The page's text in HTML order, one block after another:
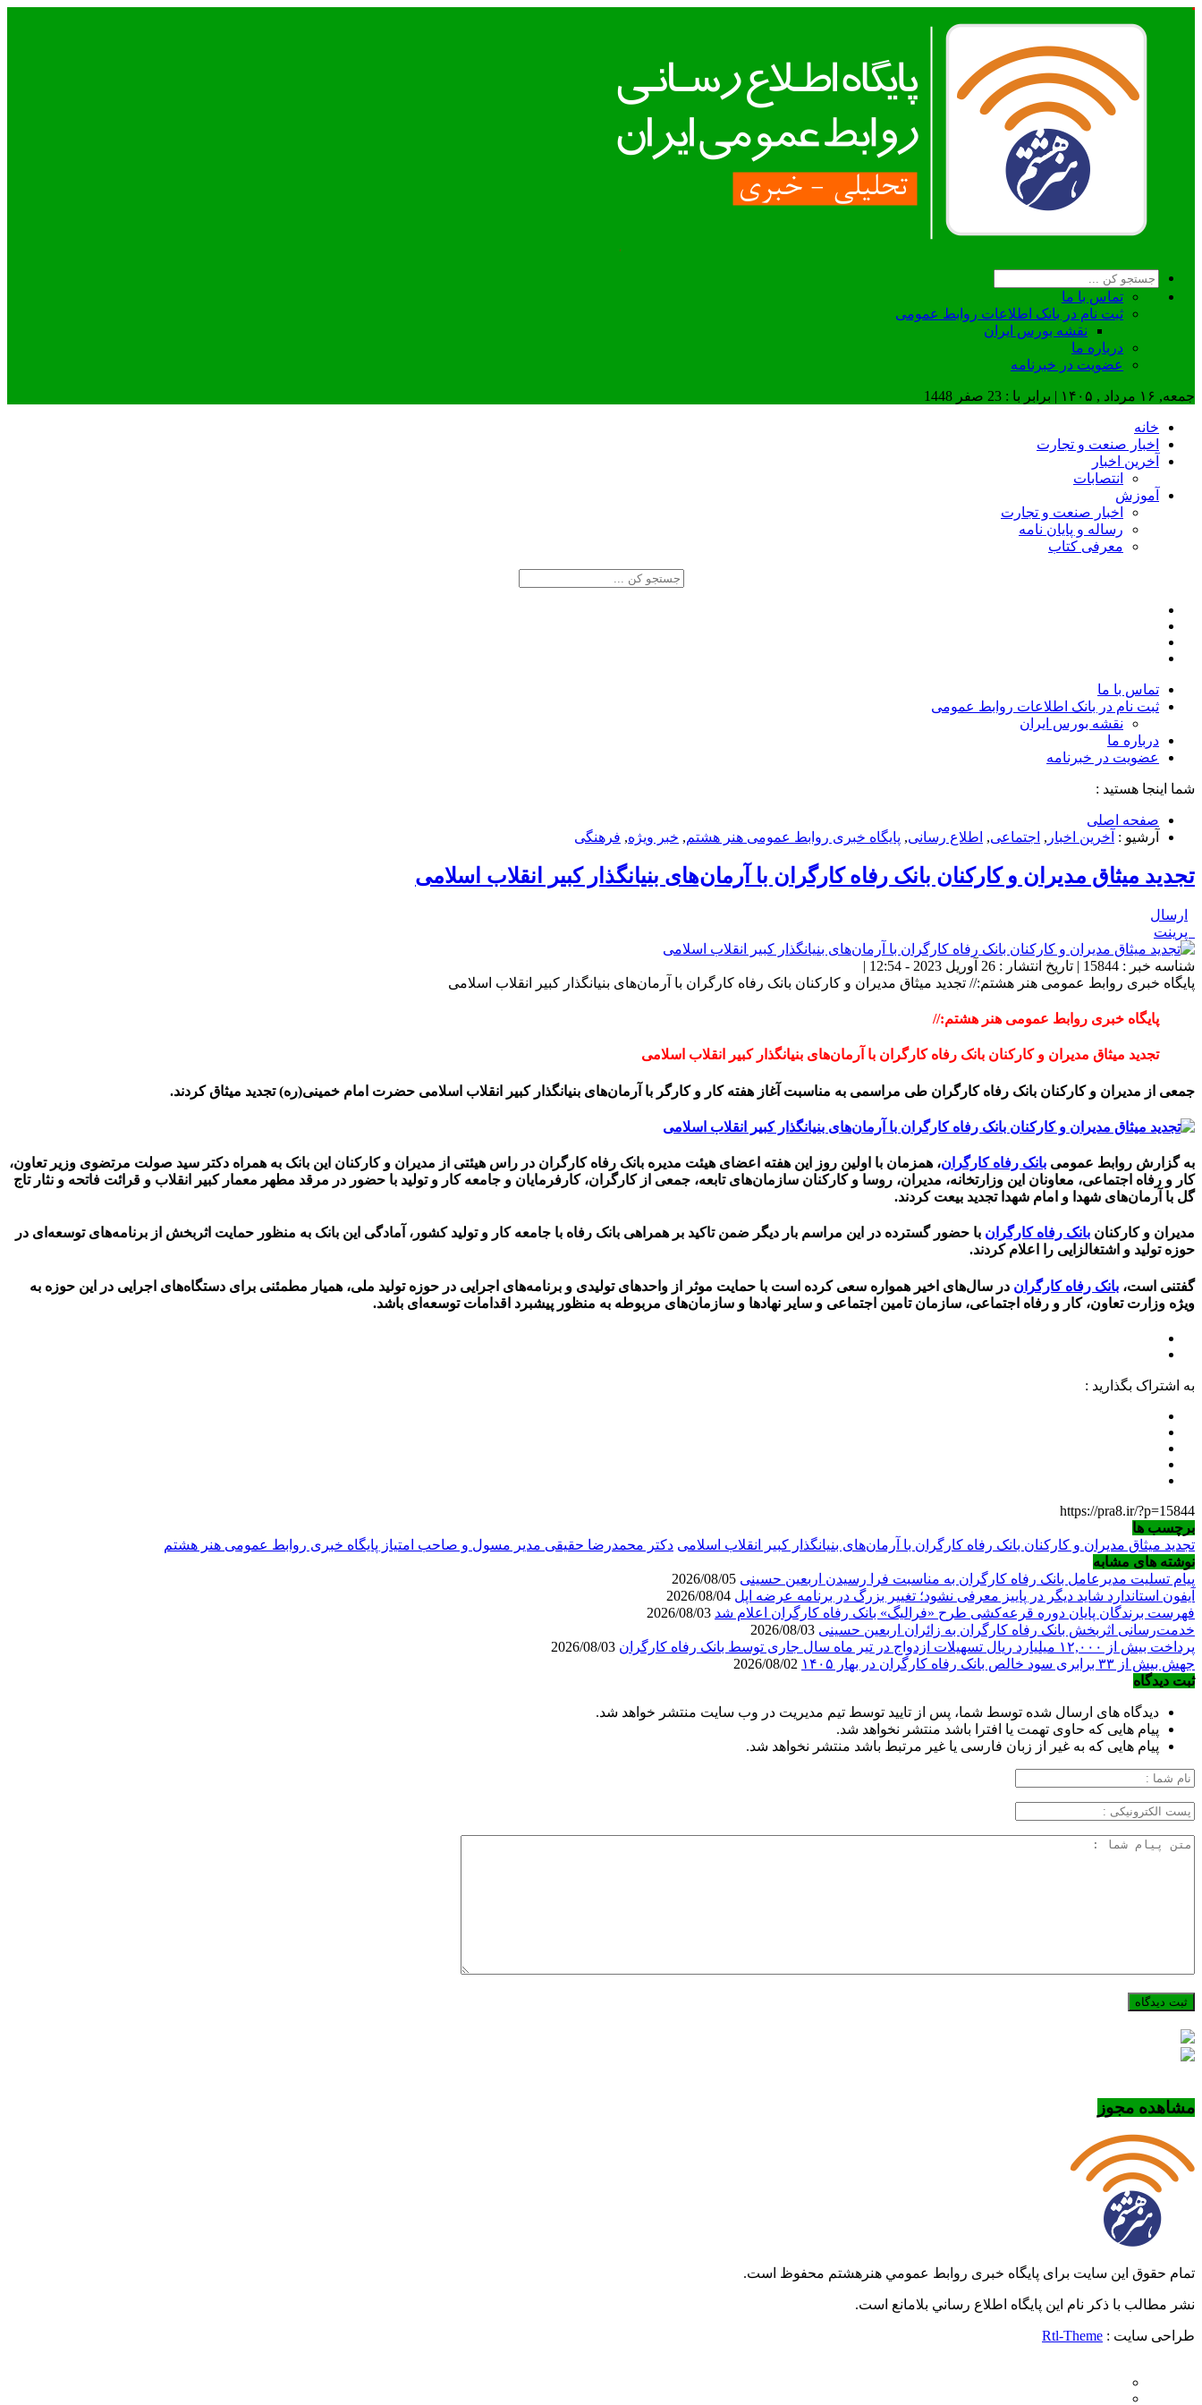
تماس با ما
ثبت نام در بانک اطلاعات روابط عمومی
نقشه بورس ایران
درباره ما
عضويت در خبرنامه
جمعه, ۱۶ مرداد , ۱۴۰۵ | برابر با : 23 صفر 1448
خانه
اخبار صنعت و تجارت
آخرین اخبار
انتصابات
آموزش
اخبار صنعت و تجارت
رساله و پایان نامه
معرفی کتاب
تماس با ما
ثبت نام در بانک اطلاعات روابط عمومی
نقشه بورس ایران
درباره ما
عضويت در خبرنامه
شما اینجا هستید :
صفحه اصلی
آرشیو : آخرین اخبار , اجتماعی, اطلاع رسانی, پایگاه خبری روابط عمومی هنر هشتم, خبر ویژه, فرهنگی
تجدید میثاق مدیران و کارکنان بانک رفاه کارگران با آرمان‌های بنیانگذار کبیر انقلاب اسلامی
ارسال
پرینت
شناسه خبر : 15844 | تاریخ انتشار : 26 آوریل 2023 - 12:54 |
پایگاه خبری روابط عمومی هنر هشتم:// تجدید میثاق مدیران و کارکنان بانک رفاه کارگران با آرمان‌های بنیانگذار کبیر انقلاب اسلامی
پایگاه خبری روابط عمومی هنر هشتم://
تجدید میثاق مدیران و کارکنان بانک رفاه کارگران با آرمان‌های بنیانگذار کبیر انقلاب اسلامی
جمعی از مدیران و کارکنان بانک رفاه کارگران طی مراسمی به مناسبت آغاز هفته کار و کارگر با آرمان‌های بنیانگذار کبیر انقلاب اسلامی حضرت امام خمینی(ره) تجدید میثاق کردند.
به گزارش روابط عمومی بانک رفاه کارگران، همزمان با اولین روز این هفته اعضای هیئت مدیره بانک رفاه کارگران در راس هیئتی از مدیران و کارکنان این بانک به همراه دکتر سید صولت مرتضوی وزیر تعاون،
کار و رفاه اجتماعی، معاونان این وزارتخانه، مدیران، روسا و کارکنان سازمان‌های تابعه، جمعی از کارگران، کارفرمایان و جامعه کار و تولید با حضور در مرقد مطهر معمار کبیر انقلاب و قرائت فاتحه و نثار تاج
گل با آرمان‌های شهدا و امام شهدا تجدید بیعت کردند.
مدیران و کارکنان بانک رفاه کارگران با حضور گسترده در این مراسم بار دیگر ضمن تاکید بر همراهی بانک رفاه با جامعه کار و تولید کشور، آمادگی این بانک به منظور حمایت اثربخش از برنامه‌های توسعه‌ای در
حوزه تولید و اشتغالزایی را اعلام کردند.
گفتنی است، بانک رفاه کارگران در سال‌های اخیر همواره سعی کرده است با حمایت موثر از واحدهای تولیدی و برنامه‌های اجرایی در حوزه تولید ملی، همیار مطمئنی برای دستگاه‌های اجرایی در این حوزه به
ویژه وزارت تعاون، کار و رفاه اجتماعی، سازمان تامین اجتماعی و سایر نهادها و سازمان‌های مربوطه به منظور پیشبرد اقدامات توسعه‌ای باشد.
به اشتراک بگذارید :
https://pra8.ir/?p=15844
برچسب ها
تجدید میثاق مدیران و کارکنان بانک رفاه کارگران با آرمان‌های بنیانگذار کبیر انقلاب اسلامی دکتر محمدرضا حقیقی مدیر مسول و صاحب امتیاز پایگاه خبری روابط عمومی هنر هشتم
نوشته های مشابه
پیام تسلیت مدیرعامل بانک رفاه کارگران به مناسبت فرا رسیدن اربعین حسینی
آیفون استاندارد شاید دیگر در پاییز معرفی نشود؛ تغییر بزرگ در برنامه عرضه اپل
فهرست برندگان پایان دوره قرعه‌کشی طرح «فرالیگ» بانک رفاه کارگران اعلام شد
خدمت‌رسانی اثربخش بانک رفاه کارگران به زائران اربعین حسینی
پرداخت بیش از ۱۲,۰۰۰ میلیارد ریال تسهیلات ازدواج در تیر ماه سال جاری توسط بانک رفاه کارگران
جهش بیش از ۳۳ برابری سود خالص بانک رفاه کارگران در بهار ۱۴۰۵
ثبت دیدگاه
دیدگاه های ارسال شده توسط شما، پس از تایید توسط تیم مدیریت در وب سایت منتشر خواهد شد.
پیام هایی که حاوی تهمت یا افترا باشد منتشر نخواهد شد.
پیام هایی که به غیر از زبان فارسی یا غیر مرتبط باشد منتشر نخواهد شد.
مشاهده مجوز
تمام حقوق این سایت برای پایگاه خبری روابط عمومي هنرهشتم محفوظ است.
نشر مطالب با ذکر نام اين پايگاه اطلاع رساني بلامانع است.
طراحی سایت : Rtl-Theme